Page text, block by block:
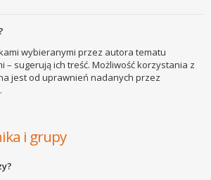
wybieranymi przez autora tematu
– sugerują ich treść. Możliwość korzystania z
jest od uprawnień nadanych przez
i grupy